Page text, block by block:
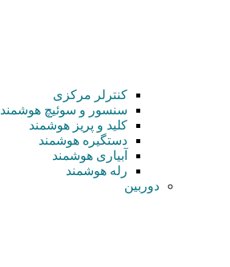
کنترلر مرکزی
سنسور و سوئیچ هوشمند
کلید و پریز هوشمند
دستگیره هوشمند
آبیاری هوشمند
رله هوشمند
دوربین